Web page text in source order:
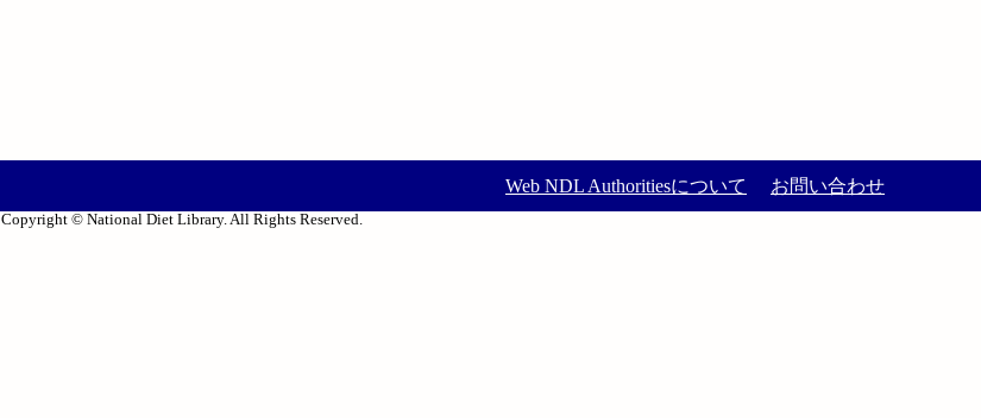
Web NDL Authoritiesについて お問い合わせ
Copyright © National Diet Library. All Rights Reserved.